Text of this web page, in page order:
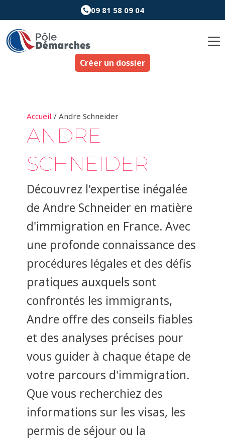
au
contenu
09 81 58 09 04
Créer un dossier
Accueil Andre Schneider
ANDRE
SCHNEIDER
Découvrez l'expertise inégalée
de Andre Schneider en matière
d'immigration en France. Avec
une profonde connaissance des
procédures légales et des défis
pratiques auxquels sont
confrontés les immigrants,
Andre offre des conseils fiables
et des analyses précises pour
vous guider à chaque étape de
votre parcours d'immigration.
Que vous recherchiez des
informations sur les visas, les
permis de séjour ou la